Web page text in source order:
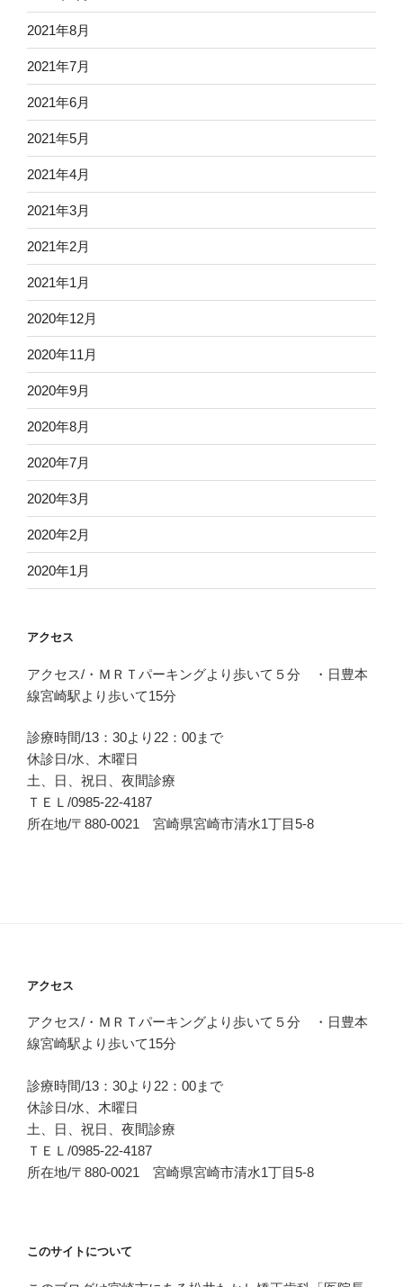
2021年8月
2021年7月
2021年6月
2021年5月
2021年4月
2021年3月
2021年2月
2021年1月
2020年12月
2020年11月
2020年9月
2020年8月
2020年7月
2020年3月
2020年2月
2020年1月
アクセス
アクセス/・ＭＲＴパーキングより歩いて５分 ・日豊本
線宮崎駅より歩いて15分
診療時間/13：30より22：00まで
休診日/水、木曜日
土、日、祝日、夜間診療
ＴＥＬ/0985-22-4187
所在地/〒880-0021 宮崎県宮崎市清水1丁目5-8
アクセス
アクセス/・ＭＲＴパーキングより歩いて５分 ・日豊本
線宮崎駅より歩いて15分
診療時間/13：30より22：00まで
休診日/水、木曜日
土、日、祝日、夜間診療
ＴＥＬ/0985-22-4187
所在地/〒880-0021 宮崎県宮崎市清水1丁目5-8
このサイトについて